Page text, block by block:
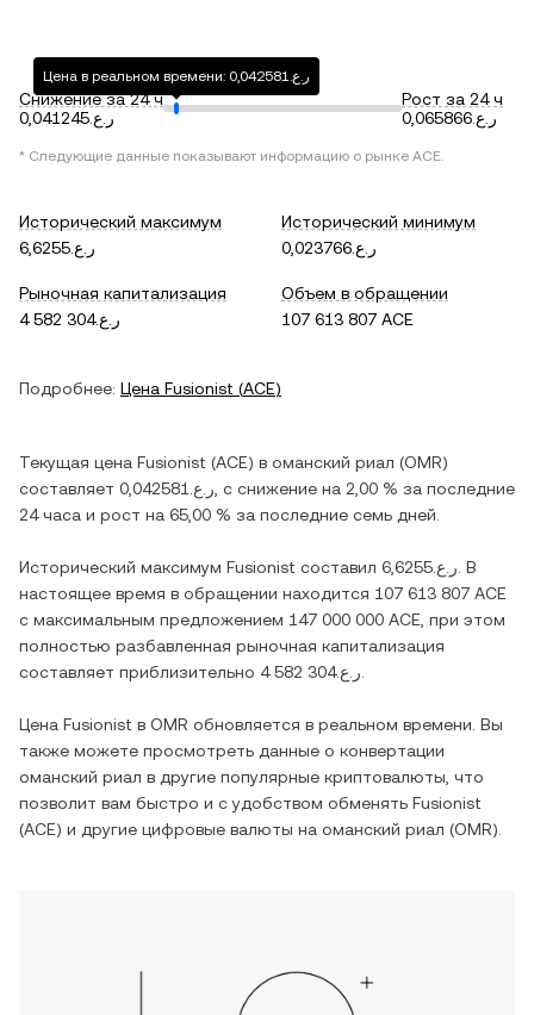
Снижение за 24 ч
ر.ع.0,041245
Цена в реальном времени: ر.ع.0,042581
Рост за 24 ч
ر.ع.0,065866
* Следующие данные показывают информацию о рынке ACE.
Исторический максимум
ر.ع.6,6255
Исторический минимум
ر.ع.0,023766
Рыночная капитализация
ر.ع.4 582 304
Объем в обращении
107 613 807 ACE
Подробнее: Цена Fusionist (ACE)
Текущая цена Fusionist (ACE) в оманский риал (OMR)
составляет
ر.ع.0,042581 , c снижение на 2,00 % за последние
24 часа и рост на 65,00 % за последние семь дней.
Исторический максимум Fusionist составил ر.ع.6,6255 . В
настоящее время в обращении находится 107 613 807 ACE
с максимальным предложением 147 000 000 ACE , при этом
полностью разбавленная рыночная капитализация
составляет приблизительно
ر.ع.4 582 304
Цена Fusionist в OMR обновляется в реальном времени. Вы
также можете просмотреть данные о конвертации
оманский риал в другие популярные криптовалюты, что
позволит вам быстро и с удобством обменять Fusionist
(ACE) и другие цифровые валюты на оманский риал (OMR).